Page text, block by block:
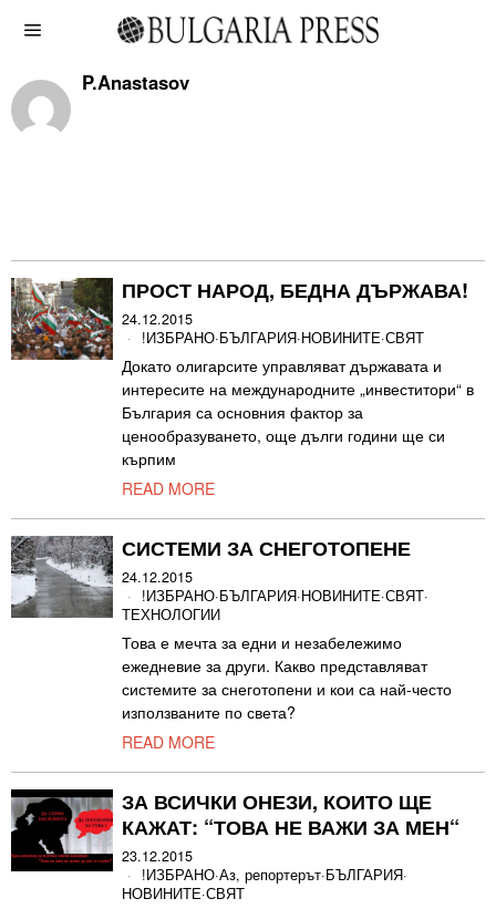
P.Anastasov
ПРОСТ НАРОД, БЕДНА ДЪРЖАВА!
24.12.2015
!ИЗБРАНО·БЪЛГАРИЯ·НОВИНИТЕ·СВЯТ
Докато олигарсите управляват държавата и
интересите на международните „инвеститори“ в
България са основния фактор за
ценообразуването, още дълги години ще си
кърпим
READ MORE
СИСТЕМИ ЗА СНЕГОТОПЕНЕ
24.12.2015
!ИЗБРАНО·БЪЛГАРИЯ·НОВИНИТЕ·СВЯТ·
ТЕХНОЛОГИИ
Това е мечта за едни и незабележимо
ежедневие за други. Какво представляват
системите за снеготопени и кои са най-често
използваните по света?
READ MORE
ЗА ВСИЧКИ ОНЕЗИ, КОИТО ЩЕ
КАЖАТ: “ТОВА НЕ ВАЖИ ЗА МЕН“
23.12.2015
!ИЗБРАНО·Аз, репортерът·БЪЛГАРИЯ·
НОВИНИТЕ·СВЯТ